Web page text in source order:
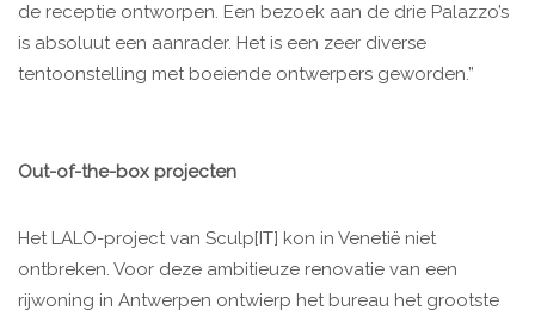
de receptie ontworpen. Een bezoek aan de drie Palazzo’s
is absoluut een aanrader. Het is een zeer diverse
tentoonstelling met boeiende ontwerpers geworden.”
Out-of-the-box projecten
Het LALO-project van Sculp[IT] kon in Venetië niet
ontbreken. Voor deze ambitieuze renovatie van een
rijwoning in Antwerpen ontwierp het bureau het grootste